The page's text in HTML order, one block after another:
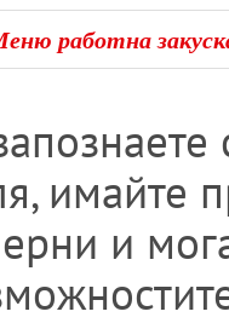
работна
имайте
и